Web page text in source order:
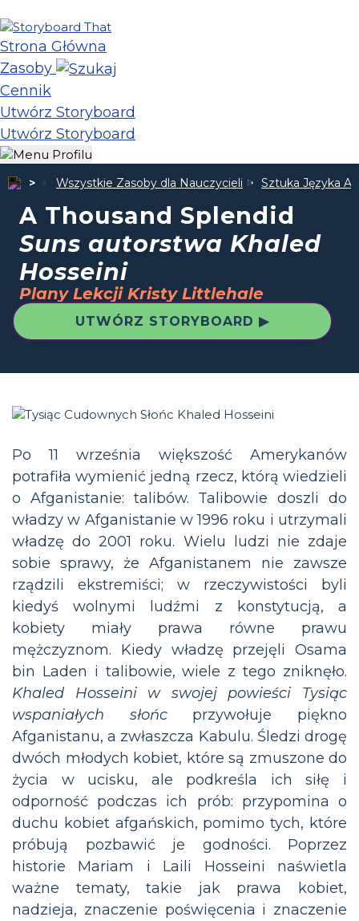
Strona Główna
Zasoby
Cennik
Utwórz Storyboard
Utwórz Storyboard
Wszystkie Zasoby dla Nauczycieli Sztuka Języka
A Thousand Splendid
Suns autorstwa Khaled
Hosseini
Plany Lekcji Kristy Littlehale
UTWÓRZ STORYBOARD ▶
Po 11 września większość Amerykanów
potrafiła wymienić jedną rzecz, którą wiedzieli
o Afganistanie: talibów. Talibowie doszli do
władzy w Afganistanie w 1996 roku i utrzymali
władzę do 2001 roku. Wielu ludzi nie zdaje
sobie sprawy, że Afganistanem nie zawsze
rządzili ekstremiści; w rzeczywistości byli
kiedyś wolnymi ludźmi z konstytucją, a
kobiety miały prawa równe prawu
mężczyznom. Kiedy władzę przejęli Osama
bin Laden i talibowie, wiele z tego zniknęło.
Khaled Hosseini w swojej powieści Tysiąc
wspaniałych słońcprzywołuje piękno
Afganistanu, a zwłaszcza Kabulu. Śledzi drogę
dwóch młodych kobiet, które są zmuszone do
życia w ucisku, ale podkreśla ich siłę i
odporność podczas ich prób: przypomina o
duchu kobiet afgańskich, pomimo tych, które
próbują pozbawić je godności. Poprzez
historie Mariam i Laili Hosseini naświetla
ważne tematy, takie jak prawa kobiet,
nadzieja, znaczenie poświęcenia i znaczenie